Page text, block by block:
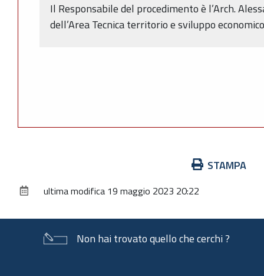
Il Responsabile del procedimento è l’Arch.
dell’Area Tecnica territorio e sviluppo
documento
STAMPA
ultima modifica 19 maggio 2023 20:22
Non hai trovato quello che cerchi ?